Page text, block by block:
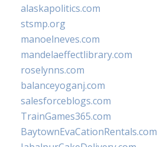
alaskapolitics.com
stsmp.org
manoelneves.com
mandelaeffectlibrary.com
roselynns.com
balanceyoganj.com
salesforceblogs.com
TrainGames365.com
BaytownEvaCationRentals.com